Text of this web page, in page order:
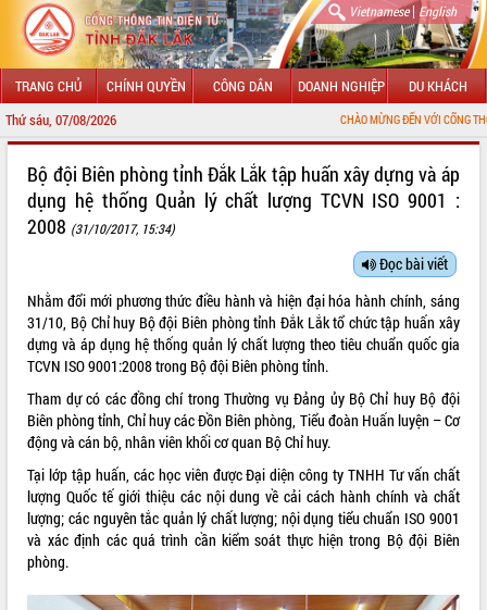
Vietnamese| English
TRANG CHỦ CHÍNH QUYỀN CÔNG DÂN DOANH NGHIỆP DU KHÁCH
Thứ sáu, 07/08/2026 CHÀO MỪNG ĐẾN VỚI CỔNG THÔNG TIN ĐIỆN
LÃNH ĐẠO UBND TỈNH
SỞ, BAN, NGÀNH
UBND CÁC XÃ, PHƯỜNG
HỆ THỐNG VĂN BẢN
VĂN BẢN HĐND TỈNH
ĐIỂM TIN VĂN BẢN
QUY HOẠCH - KẾ HOẠCH
Bộ đội Biên phòng tỉnh Đắk Lắk tập huấn xây dựng và áp
dụng hệ thống Quản lý chất lượng TCVN ISO 9001 :
2008 (31/10/2017, 15:34)
Đọc bài viết
Nhằm đổi mới phương thức điều hành và hiện đại hóa hành chính, sáng
31/10, Bộ Chỉ huy Bộ đội Biên phòng tỉnh Đắk Lắk tổ chức tập huấn xây
dựng và áp dụng hệ thống quản lý chất lượng theo tiêu chuẩn quốc gia
TCVN ISO 9001:2008 trong Bộ đội Biên phòng tỉnh.
Tham dự có các đồng chí trong Thường vụ Đảng ủy Bộ Chỉ huy Bộ đội
Biên phòng tỉnh, Chỉ huy các Đồn Biên phòng, Tiểu đoàn Huấn luyện – Cơ
động và cán bộ, nhân viên khối cơ quan Bộ Chỉ huy.
Tại lớp tập huấn, các học viên được Đại diện công ty TNHH Tư vấn chất
lượng Quốc tế giới thiệu các nội dung về cải cách hành chính và chất
lượng; các nguyên tắc quản lý chất lượng; nội dụng tiểu chuẩn ISO 9001
và xác định các quá trình cần kiểm soát thực hiện trong Bộ đội Biên
phòng.